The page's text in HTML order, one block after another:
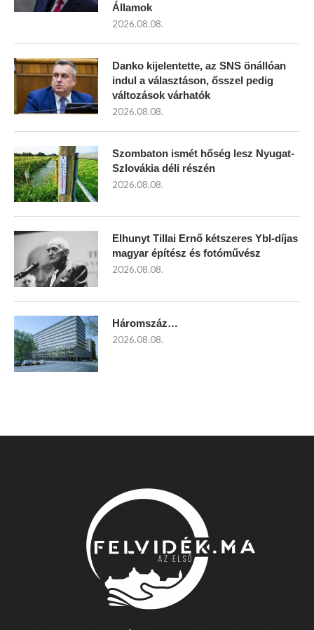
Államok
2026.08.08.
Danko kijelentette, az SNS önállóan
indul a választáson, ősszel pedig
változások várhatók
2026.08.08.
Szombaton ismét hőség lesz Nyugat-
Szlovákia déli részén
2026.08.08.
Elhunyt Tillai Ernő kétszeres Ybl-díjas
magyar építész és fotóművész
2026.08.08.
Háromszáz…
2026.08.08.